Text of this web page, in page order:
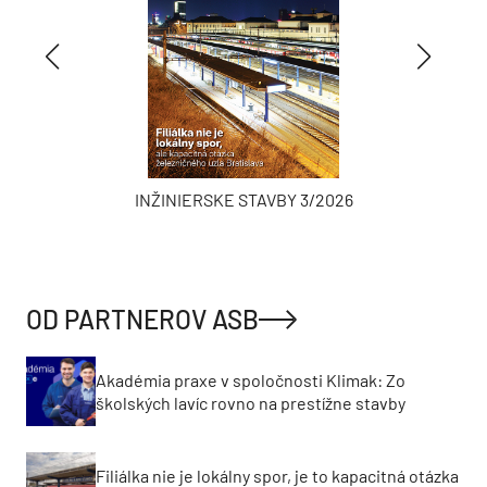
INŽINIERSKE STAVBY 3/2026
OD PARTNEROV ASB
Akadémia praxe v spoločnosti Klimak: Zo
školských lavíc rovno na prestížne stavby
Filiálka nie je lokálny spor, je to kapacitná otázka